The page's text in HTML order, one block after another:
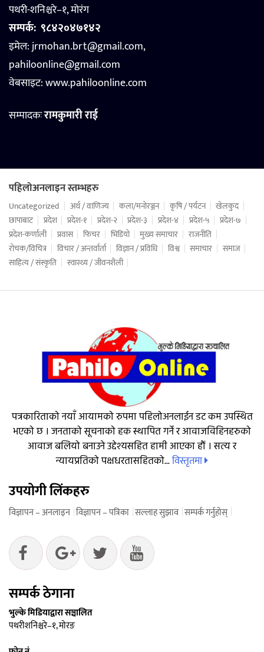
पथरी-शनिश्चरे–१, मोरंग
सम्पर्क: ९८४२०४७१४२
इमेल: jrmohan.brt@gmail.com,
pahiloonline@gmail.com
वेबसाइट:www.pahiloonline.com
सम्पादकःरामकुमारी राई
पहिलोअनलाइन स्तम्भहरु
Uncategorized अर्थ / वाणिज्य कला/मनोरञ्जन कृषि / पर्यटन
खेलकुद
छापाबाट
प्रदेश प्रदेश-१ प्रदेश-२ प्रदेश-३ प्रदेश-४ प्रदेश-५
प्रदेश-७
प्रदेश-कर्णाली
प्रवास फिचर भिडियो मुख्य समाचार
राजनीति
रोचक/विचित्र
विचार / अन्तर्वार्ता विज्ञान / प्रविधि विश्व समाचार
समाज
साहित्य / संस्कृति
स्वास्थ्य / जीवनशैली
पत्रकारिताको नयाँ आयामको रुपमा पहिलोअनलाईन डट कम उपस्थित
भएको छ । जनताको सूचनाको हक स्थापित गर्ने र आवाजविहिनहरुको
आवाज बलियो बनाउने उद्देश्यसहित हामी आएका हौं । सत्य र
न्यायप्रतिको पक्षधरतासहितको...विस्तृतमा
उपयोगी लिंकहरु
विज्ञापन – अनलाइन विज्ञापन – पत्रिका सल्लाह सुझाव सम्पर्क गर्नुहोस्
सम्पर्क ठेगाना
भुल्के मिडियाद्वारा सञ्चालित
पथरीशनिश्चरे–१, मोरङ